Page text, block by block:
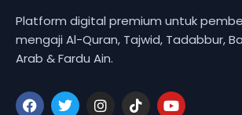
Platform digital premium untuk
mengaji Al-Quran, Tajwid, Tadabbur,
Arab & Fardu Ain.